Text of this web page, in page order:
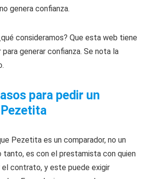
genera confianza.
consideramos? Que esta web tiene
generar confianza. Se nota la
para pedir un
Pezetita es un comparador, no un
tanto, es con el prestamista con quien
contrato, y este puede exigir